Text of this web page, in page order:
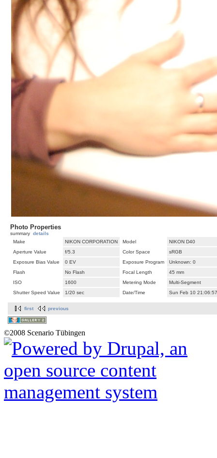
Photo Properties
summary details
Make
NIKON CORPORATION Model
NIKON D40
Aperture Value
f/5.3 Color Space
sRGB
Exposure Bias Value
0 EV Exposure Program
Unknown: 0
Flash
No Flash Focal Length
45 mm
ISO
1600 Metering Mode
Multi-Segment
Shutter Speed Value
1/20 sec Date/Time Sun Feb 10
first previous
©2008 Scenario Tübingen